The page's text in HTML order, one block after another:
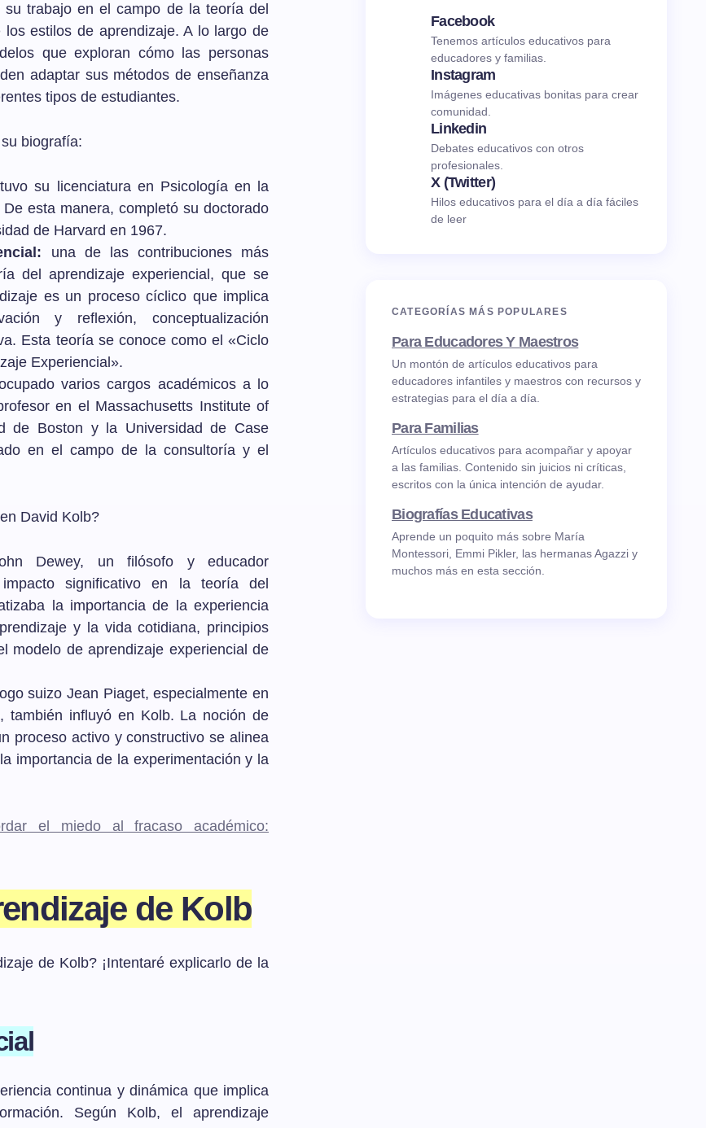
trabajo en el campo de la teoría del
estilos de aprendizaje. A lo largo de
que exploran cómo las personas
adaptar sus métodos de enseñanza
tipos de estudiantes.
biografía:
su licenciatura en Psicología en la
esta manera, completó su doctorado
de Harvard en 1967.
una de las contribuciones más
del aprendizaje experiencial, que se
es un proceso cíclico que implica
y reflexión, conceptualización
Esta teoría se conoce como el «Ciclo
Experiencial».
varios cargos académicos a lo
en el Massachusetts Institute of
de Boston y la Universidad de Case
en el campo de la consultoría y el
David Kolb?
Dewey, un filósofo y educador
significativo en la teoría del
la importancia de la experiencia
y la vida cotidiana, principios
modelo de aprendizaje experiencial de
suizo Jean Piaget, especialmente en
también influyó en Kolb. La noción de
proceso activo y constructivo se alinea
importancia de la experimentación y la
el miedo al fracaso académico:
de Kolb
de Kolb? ¡Intentaré explicarlo de la
continua y dinámica que implica
Según Kolb, el aprendizaje
Facebook
Tenemos artículos educativos para
educadores y familias.
Instagram
Imágenes educativas bonitas para crear
comunidad.
Linkedin
Debates educativos con otros
profesionales.
X (Twitter)
Hilos educativos para el día a día fáciles
de leer
CATEGORÍAS MÁS POPULARES
Para Educadores Y Maestros
Un montón de artículos educativos para
educadores infantiles y maestros con recursos y
estrategias para el día a día.
Para Familias
Artículos educativos para acompañar y apoyar
a las familias. Contenido sin juicios ni críticas,
escritos con la única intención de ayudar.
Biografías Educativas
Aprende un poquito más sobre María
Montessori, Emmi Pikler, las hermanas Agazzi y
muchos más en esta sección.